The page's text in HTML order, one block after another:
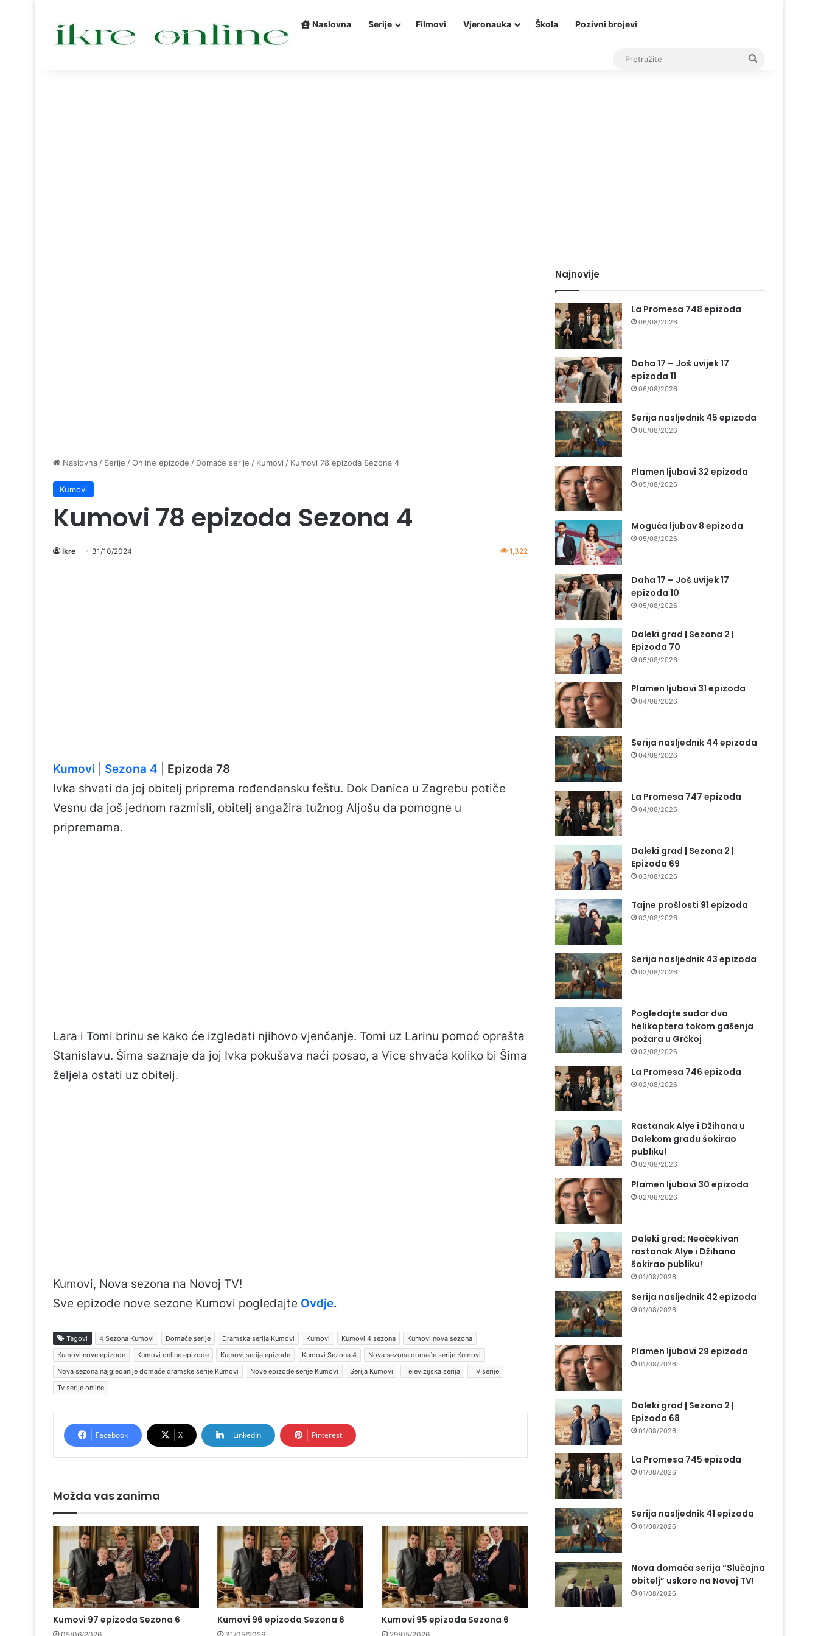
Naslovna Serije Filmovi Vjeronauka Škola Pozivni brojevi
Naslovna / Serije /Online epizode / Domaće serije / Kumovi / Kumovi 78 epizoda Sezona 4
Kumovi
Kumovi 78 epizoda Sezona 4
Ikre 31/10/2024 1,322
Kumovi Sezona 4
Epizoda 78
Ivka shvati da joj obitelj priprema rođendansku feštu. Dok Danica u Zagrebu potiče
Vesnu da još jednom razmisli, obitelj angažira tužnog Aljošu da pomogne u
pripremama.
Lara i Tomi brinu se kako će izgledati njihovo vjenčanje. Tomi uz Larinu pomoć oprašta
Stanislavu. Šima saznaje da joj Ivka pokušava naći posao, a Vice shvaća koliko bi Šima
željela ostati uz obitelj.
Kumovi, Nova sezona na Novoj TV!
Sve epizode nove sezone Kumovi pogledajte Ovdje.
Tagovi 4 Sezona Kumovi Domaće serije Dramska serija Kumovi Kumovi Kumovi 4 sezona
Kumovi nova sezona
Kumovi nove epizode
Kumovi online epizode Kumovi serija epizode Kumovi Sezona 4
Nova sezona domaće serije Kumovi
Nova sezona najgledanije domaće dramske serije Kumovi
Nove epizode serije Kumovi Serija Kumovi Televizijska serija
TV serije
Tv serije online
Facebook X LinkedIn Pinterest
Možda vas zanima
Kumovi 97 epizoda Sezona 6 Kumovi 96 epizoda Sezona 6 Kumovi 95 epizoda Sezona 6
Najnovije
La Promesa 748 epizoda
06/08/2026
Daha 17 – Još uvijek 17
epizoda 11
06/08/2026
Serija nasljednik 45 epizoda
06/08/2026
Plamen ljubavi 32 epizoda
05/08/2026
Moguća ljubav 8 epizoda
05/08/2026
Daha 17 – Još uvijek 17
epizoda 10
05/08/2026
Daleki grad | Sezona 2 |
Epizoda 70
05/08/2026
Plamen ljubavi 31 epizoda
04/08/2026
Serija nasljednik 44 epizoda
04/08/2026
La Promesa 747 epizoda
04/08/2026
Daleki grad | Sezona 2 |
Epizoda 69
03/08/2026
Tajne prošlosti 91 epizoda
03/08/2026
Serija nasljednik 43 epizoda
03/08/2026
Pogledajte sudar dva
helikoptera tokom gašenja
požara u Grčkoj
02/08/2026
La Promesa 746 epizoda
02/08/2026
Rastanak Alye i Džihana u
Dalekom gradu šokirao
publiku!
02/08/2026
Plamen ljubavi 30 epizoda
02/08/2026
Daleki grad: Neočekivan
rastanak Alye i Džihana
šokirao publiku!
01/08/2026
Serija nasljednik 42 epizoda
01/08/2026
Plamen ljubavi 29 epizoda
01/08/2026
Daleki grad | Sezona 2 |
Epizoda 68
01/08/2026
La Promesa 745 epizoda
01/08/2026
Serija nasljednik 41 epizoda
01/08/2026
Nova domaća serija “Slučajna
obitelj” uskoro na Novoj TV!
01/08/2026